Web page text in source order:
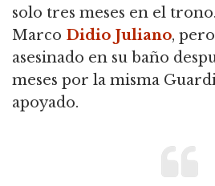
solo tres meses en el
Marco Didio Juliano,
asesinado en su baño
meses por la misma
apoyado.